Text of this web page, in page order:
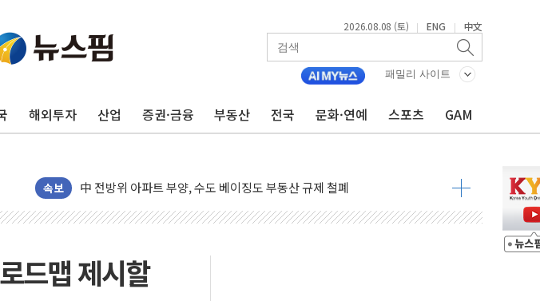
2026.08.08 (토) | ENG | 中文
패밀리 사이트
해외투자 산업 증권·금융 부동산 전국 문화·연예 스포츠 GAM
속보
'화합' 꺼낸 김민석에 '뻔뻔' 받아친 정청래…제주 연설서 신경전 고조
동해중부 전 해상 풍랑주의보…10일까지 최대 3.5m 높은 물결
연일 폭염에 온열질환 사망 23명…정부, 비상대응기구 가동
인제 용대리 계곡서 수위 상승으로 피서객 7명 고립…전원 구조
동해시, 11~14일 '별똥별 멍' 운영…페르세우스 유성우 관측
청양 밭에서 일하던 90대 숨져…온열질환 여부 조사
폭염에 車 운전면허 기능시험 오전 집중 편성…체감온도 38도 넘으면 중단
드맵 제시할